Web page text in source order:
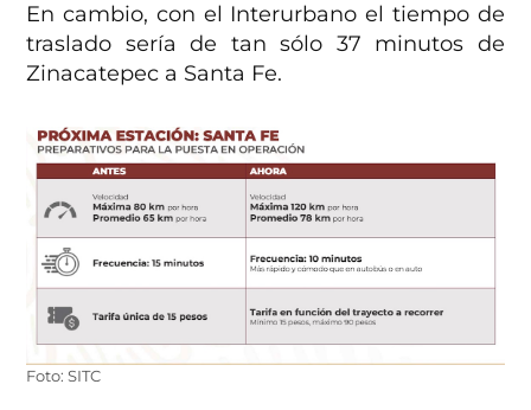
En cambio, con el Interurbano el tiempo de
traslado sería de tan sólo 37 minutos de
Zinacatepec a Santa Fe.
Foto: SITC